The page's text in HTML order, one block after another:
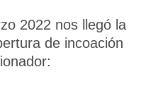
2022 nos llegó la
de incoación